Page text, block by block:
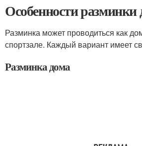
Особенности разминки
Разминка может проводиться как
спортзале. Каждый вариант имеет
Разминка дома